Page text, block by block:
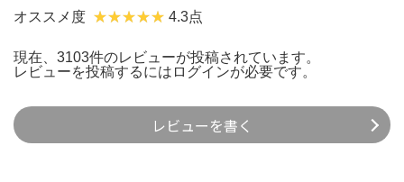
オススメ度 4.3点
現在、3103件のレビューが投稿されています。
レビューを投稿するには ログインが必要です。
レビューを書く